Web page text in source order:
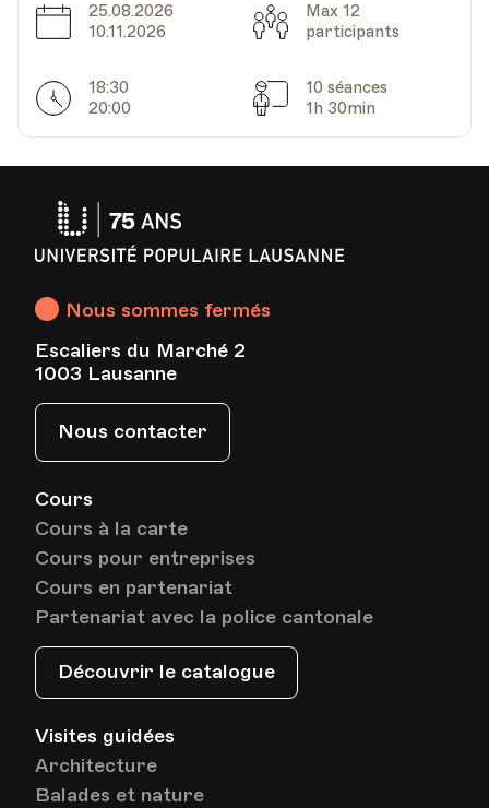
HEP - Haute Ecole Pédagogique - Salle 816
Av. de Cour 33
Date21.12.2023 Heure
18.00
Lieu
HEP - Haute Ecole Pédagogique - Salle 816
1005, Lausanne
Date11.01.2024
HEP - Haute Ecole Pédagogique - Salle 816
Date18.01.2024
Lieu
HEP - Haute Ecole Pédagogique - Salle 816
1005, Lausanne
Av. de Cour 33
Date25.01.2024
Date
25.08.2026
10.11.2026
Capacité
Max 12
participants
Horarires
18:30
20:00
Séances
10 séances
1h 30min
Cours
Cours à la carte
Cours pour entreprises
Cours en partenariat
Partenariat avec la police cantonale
Découvrir le catalogue
Visites guidées
Architecture
Balades et nature
Nous sommes fermés
Escaliers du Marché 2
1003 Lausanne
Nous contacter